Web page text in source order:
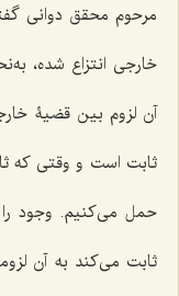
مرحوم محقق دوانى
خارجى انتزاع شده،
آن لزوم بین قضیۀ
ثابت است و وقتى كه
حمل مى‌كنیم. وجود را
ثابت مى‌كند به آن